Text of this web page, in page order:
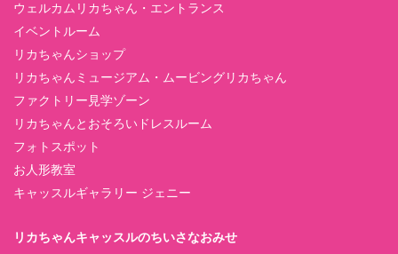
ウェルカムリカちゃん・エントランス
イベントルーム
リカちゃんショップ
リカちゃんミュージアム・ムービングリカちゃん
ファクトリー見学ゾーン
リカちゃんとおそろいドレスルーム
フォトスポット
お人形教室
キャッスルギャラリー ジェニー
リカちゃんキャッスルのちいさなおみせ